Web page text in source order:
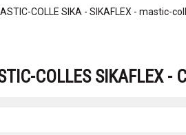
COLLE SIKA - SIKAFLEX - mastic-
COLLES SIKAFLEX -